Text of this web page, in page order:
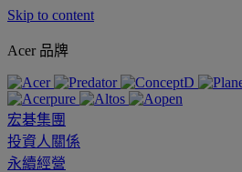
Skip to content
Acer 品牌
宏碁集團
投資人關係
永續經營